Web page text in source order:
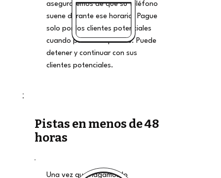
aseguraremos de que su teléfono
suene durante ese horario. Pague
solo por los clientes potenciales
cuando pueda aceptarlos. Puede
detener y continuar con sus
clientes potenciales.
Pistas en menos de 48
horas
Una vez que hagamos lo